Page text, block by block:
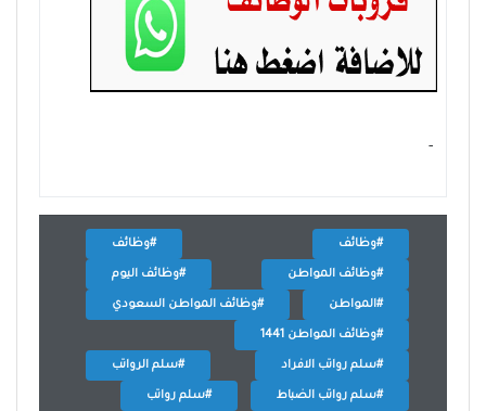
- ‏
#وظائف #وظائف
#وظائف المواطن #وظائف اليوم
#المواطن #وظائف المواطن السعودي
#وظائف المواطن 1441
#سلم رواتب الافراد #سلم الرواتب
#سلم رواتب الضباط #سلم رواتب